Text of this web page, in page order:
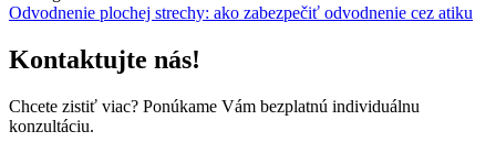
Odvodnenie plochej strechy: ako zabezpečiť odvodnenie cez atiku
Kontaktujte nás!
Chcete zistiť viac? Ponúkame Vám bezplatnú individuálnu
konzultáciu.